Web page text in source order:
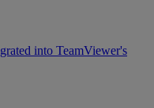
into TeamViewer's